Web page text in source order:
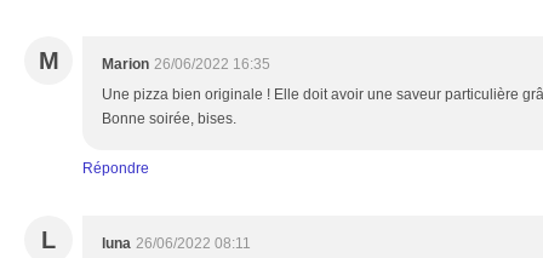
M Marion 26/06/2022 16:35
Une pizza bien originale ! Elle doit avoir une saveur particulière
Bonne soirée, bises.
Répondre
L luna 26/06/2022 08:11